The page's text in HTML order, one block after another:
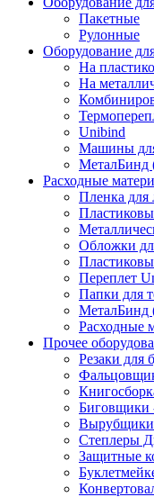
Пакетные
Рулонные
Оборудование
На
На
Unibind
Машины
МеталБинд
Расходные
Пленка для
Обложки
Переплет
Папки для
МеталБинд
Расходные
Прочее
Резаки для
Биговщики
Вырубщики
Степлеры
Защитные